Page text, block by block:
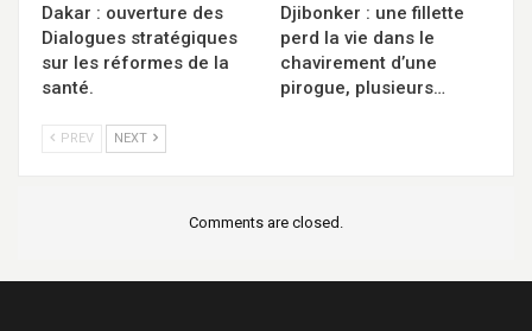
Dakar : ouverture des
Dialogues stratégiques
sur les réformes de la
santé.
Djibonker : une fillette
perd la vie dans le
chavirement d’une
pirogue, plusieurs…
PREV NEXT
Comments are closed.